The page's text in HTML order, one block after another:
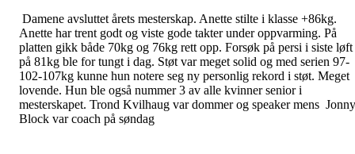
Damene avsluttet årets mesterskap. Anette stilte i klasse +86kg.
Anette har trent godt og viste gode takter under oppvarming. På
platten gikk både 70kg og 76kg rett opp. Forsøk på persi i siste løft
på 81kg ble for tungt i dag. Støt var meget solid og med serien 97-
102-107kg kunne hun notere seg ny personlig rekord i støt. Meget
lovende. Hun ble også nummer 3 av alle kvinner senior i
mesterskapet. Trond Kvilhaug var dommer og speaker mens Jonny
Block var coach på søndag